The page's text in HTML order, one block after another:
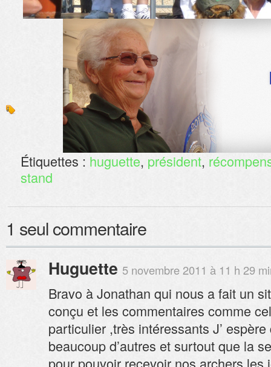
Étiquettes : huguette, président,
stand
1 seul commentaire
Huguette 5 novembre 2011 à 11 h 29
Bravo à Jonathan qui nous a fait un
conçu et les commentaires comme
particulier ,très intéressants J’ espère
beaucoup d’autres et surtout que la
pour pouvoir recevoir nos archers les